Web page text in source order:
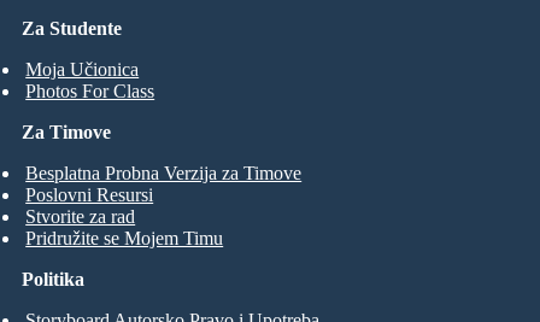
Za Studente
Moja Učionica
Photos For Class
Za Timove
Besplatna Probna Verzija za Timove
Poslovni Resursi
Stvorite za rad
Pridružite se Mojem Timu
Politika